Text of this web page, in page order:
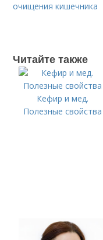
очищения кишечника
Читайте также
Кефир и мед.
Полезные свойства